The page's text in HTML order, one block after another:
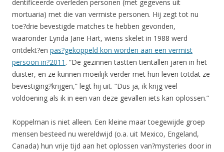
dentificeerde overleden personen (met gegevens uit
mortuaria) met die van vermiste personen. Hij zegt tot nu
toe?drie bevestigde matches te hebben gevonden,
waaronder Lynda Jane Hart, wiens skelet in 1988 werd
ontdekt?en pas?gekoppeld kon worden aan een vermist
persoon in?2011 . “De gezinnen tastten tientallen jaren in het
duister, en ze kunnen moeilijk verder met hun leven totdat ze
bevestiging?krijgen,” legt hij uit. “Dus ja, ik krijg veel
voldoening als ik in een van deze gevallen iets kan oplossen.”
Koppelman is niet alleen. Een kleine maar toegewijde groep
mensen besteed nu wereldwijd (o.a. uit Mexico, Engeland,
Canada) hun vrije tijd aan het oplossen van?mysteries door in